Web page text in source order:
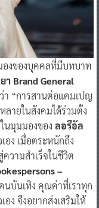
องของบุคคลที่มีบทบาท
Brand General
า “การสานต่อแคมเปญ
ายในสังคมได้ร่วมตั้ง
นมุมมองของ ลอรีอัล
ง เมื่อตระหนักถึง
วามสำเร็จในชีวิต
–
นบันเทิง คุณค่าที่เราทุก
ง จึงอยากส่งเสริมให้